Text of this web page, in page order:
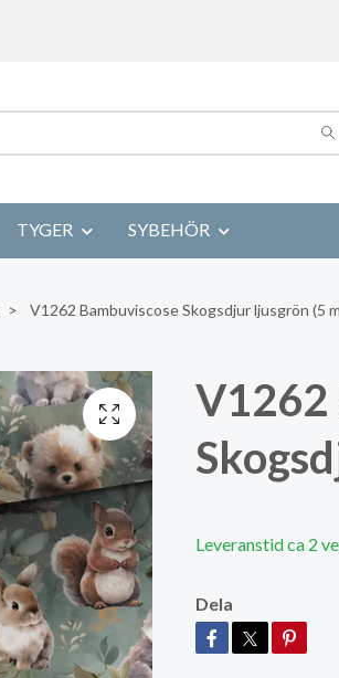
TYGER SYBEHÖR
V1262 Bambuviscose Skogsdjur ljusgrön (5
V1262
Leveranstid ca 2
Dela